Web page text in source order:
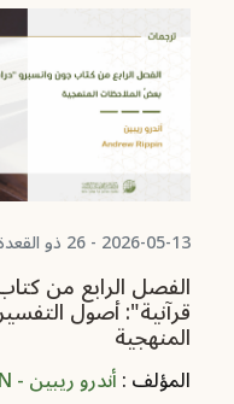
2026-05-13 - 26 ذو القعدة 1447
الفصل الرابع من
قرآنية": أصول
المنهجية
المؤلف :أندرو ريبين - ANDREW RIPPIN